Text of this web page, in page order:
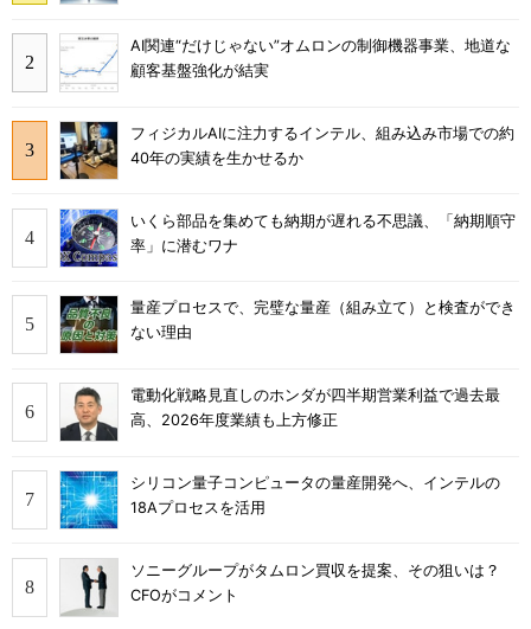
AI関連“だけじゃない”オムロンの制御機器事業、地道な
顧客基盤強化が結実
フィジカルAIに注力するインテル、組み込み市場での約
40年の実績を生かせるか
いくら部品を集めても納期が遅れる不思議、「納期順守
率」に潜むワナ
量産プロセスで、完璧な量産（組み立て）と検査ができ
ない理由
電動化戦略見直しのホンダが四半期営業利益で過去最
高、2026年度業績も上方修正
シリコン量子コンピュータの量産開発へ、インテルの
18Aプロセスを活用
ソニーグループがタムロン買収を提案、その狙いは？
CFOがコメント